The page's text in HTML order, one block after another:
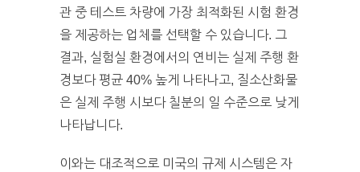
관 중 테스트 차량에 가장 최적화된 시험 환경
을 제공하는 업체를 선택할 수 있습니다. 그
결과, 실험실 환경에서의 연비는 실제 주행 환
경보다 평균 40% 높게 나타나고, 질소산화물
은 실제 주행 시보다 칠분의 일 수준으로 낮게
나타납니다.
이와는 대조적으로 미국의 규제 시스템은 자